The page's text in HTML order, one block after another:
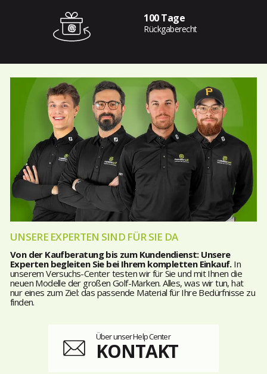
100 Tage
Rückgaberecht
UNSERE EXPERTEN SIND FÜR SIE DA
Von der Kaufberatung bis zum Kundendienst: Unsere
Experten begleiten Sie bei Ihrem kompletten Einkauf.In
unserem Versuchs-Center testen wir für Sie und mit Ihnen die
neuen Modelle der großen Golf-Marken. Alles, was wir tun, hat
nur eines zum Ziel: das passende Material für Ihre Bedürfnisse zu
finden.
Über unser Help Center
KONTAKT